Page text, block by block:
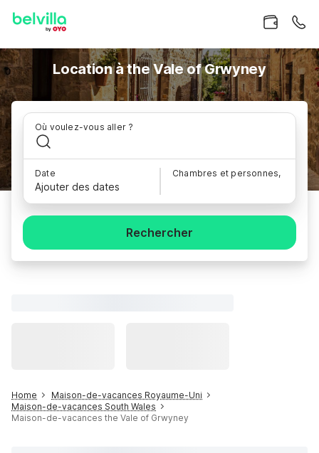
Location à the Vale of Grwyney
Où voulez-vous aller ?
Date
Ajouter des dates
Chambres et personnes,
Rechercher
Home
Maison-de-vacances Royaume-Uni
Maison-de-vacances South Wales
Maison-de-vacances the Vale of Grwyney